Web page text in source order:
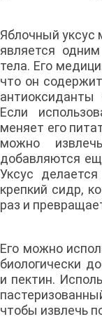
Яблочный уксус
является
тела. Его
что он
Если
меняет его
можно
добавляются
Уксус
крепкий сидр,
раз и
Его можно
биологически
и пектин.
чтобы извлечь